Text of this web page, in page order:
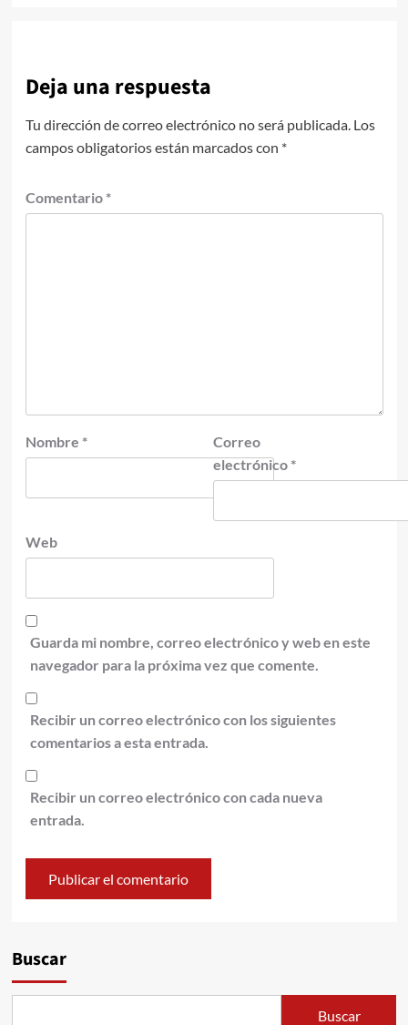
Deja una respuesta
Tu dirección de correo electrónico no será publicada. Los
campos obligatorios están marcados con *
Comentario *
Nombre *
Correo
electrónico *
Web
Guarda mi nombre, correo electrónico y web en este
navegador para la próxima vez que comente.
Recibir un correo electrónico con los siguientes
comentarios a esta entrada.
Recibir un correo electrónico con cada nueva
entrada.
Buscar
Buscar